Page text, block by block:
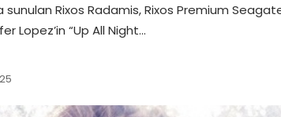
sunulan Rixos Radamis, Rixos Premium
Lopez’in “Up All Night…